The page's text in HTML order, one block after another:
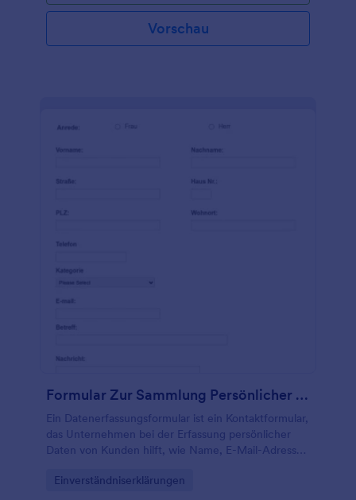
Vorschau
Formular Zur Sammlung Persönlicher Daten
Ein Datenerfassungsformular ist ein Kontaktformular,
das Unternehmen bei der Erfassung persönlicher
Daten von Kunden hilft, wie Name, E-Mail-Adresse,
Go to Category:
Einverständniserklärungen